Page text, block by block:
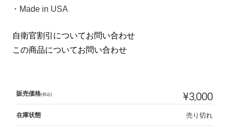
・Made in USA
自衛官割引についてお問い合わせ
この商品についてお問い合わせ
販売価格(税込) ¥3,000
在庫状態 売り切れ